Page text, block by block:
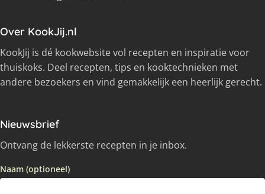
Over KookJij.nl
KookJij is dé kookwebsite vol recepten en inspiratie voor
thuiskoks. Deel recepten, tips en kooktechnieken met
andere bezoekers en vind gemakkelijk een heerlijk gerecht.
Nieuwsbrief
Ontvang de lekkerste recepten in je inbox.
Naam (optioneel)